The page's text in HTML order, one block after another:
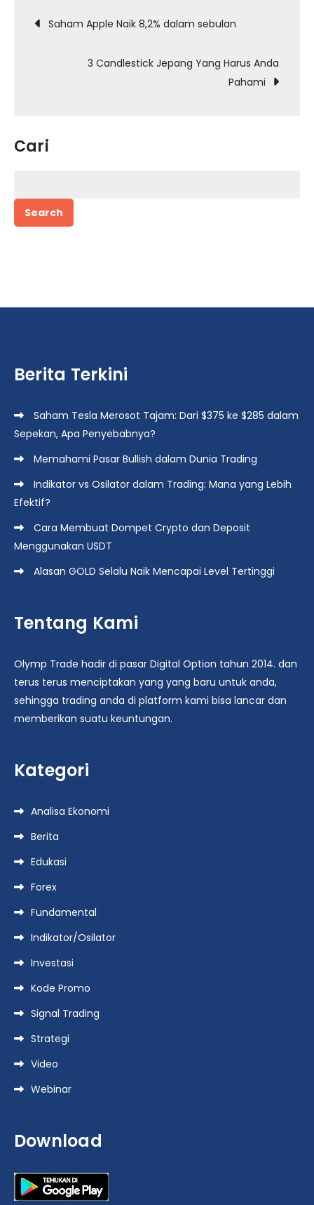
Post
navigation
Saham Apple Naik 8,2% dalam sebulan
3 Candlestick Jepang Yang Harus Anda
Pahami
Cari
for:
Berita Terkini
Saham Tesla Merosot Tajam: Dari $375 ke $285 dalam
Sepekan, Apa Penyebabnya?
Memahami Pasar Bullish dalam Dunia Trading
Indikator vs Osilator dalam Trading: Mana yang Lebih
Efektif?
Cara Membuat Dompet Crypto dan Deposit
Menggunakan USDT
Alasan GOLD Selalu Naik Mencapai Level Tertinggi
Tentang Kami
Olymp Trade hadir di pasar Digital Option tahun 2014. dan
terus terus menciptakan yang yang baru untuk anda,
sehingga trading anda di platform kami bisa lancar dan
memberikan suatu keuntungan.
Kategori
Analisa Ekonomi
Berita
Edukasi
Forex
Fundamental
Indikator/Osilator
Investasi
Kode Promo
Signal Trading
Strategi
Video
Webinar
Download